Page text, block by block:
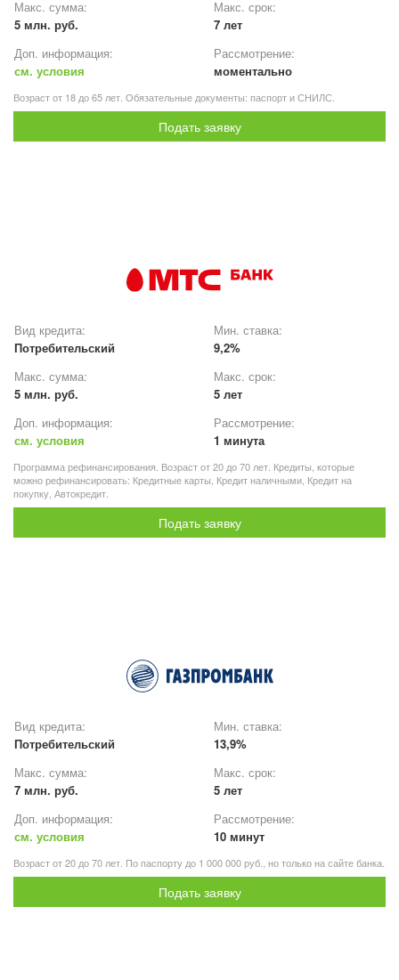
Макс. сумма:
5 млн. руб.
Макс. срок:
7 лет
Доп. информация:
см. условия
Рассмотрение:
моментально
Возраст от 18 до 65 лет. Обязательные документы: паспорт и СНИЛС.
Подать заявку
Вид кредита:
Потребительский
Мин. ставка:
9,2%
Макс. сумма:
5 млн. руб.
Макс. срок:
5 лет
Доп. информация:
см. условия
Рассмотрение:
1 минута
Программа рефинансирования. Возраст от 20 до 70 лет. Кредиты, которые
можно рефинансировать: Кредитные карты, Кредит наличными, Кредит на
покупку, Автокредит.
Подать заявку
Вид кредита:
Потребительский
Мин. ставка:
13,9%
Макс. сумма:
7 млн. руб.
Макс. срок:
5 лет
Доп. информация:
см. условия
Рассмотрение:
10 минут
Возраст от 20 до 70 лет. По паспорту до 1 000 000 руб., но только на сайте банка.
Подать заявку